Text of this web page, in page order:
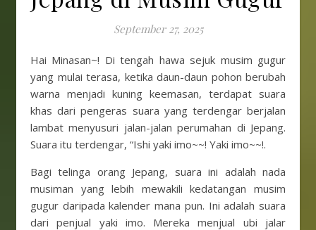
September 27, 2025
Hai Minasan~! Di tengah hawa sejuk musim gugur
yang mulai terasa, ketika daun-daun pohon berubah
warna menjadi kuning keemasan, terdapat suara
khas dari pengeras suara yang terdengar berjalan
lambat menyusuri jalan-jalan perumahan di Jepang.
Suara itu terdengar, “Ishi yaki imo~~! Yaki imo~~!.
Bagi telinga orang Jepang, suara ini adalah nada
musiman yang lebih mewakili kedatangan musim
gugur daripada kalender mana pun. Ini adalah suara
dari penjual yaki imo. Mereka menjual ubi jalar